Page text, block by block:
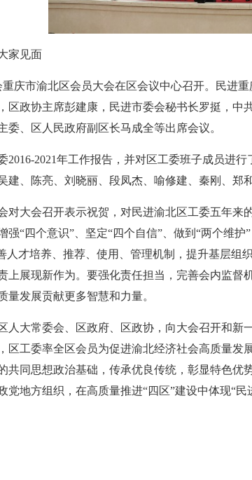
家见面
庆市渝北区会员大会在区会议中心召开。民进
区政协主席彭建康，民进市委会秘书长罗挺，
委、区人民政府副区长马成全等出席会议。
2016-2021年工作报告，并对区工委班子成员进行
建、陈亮、刘晓丽、段凤杰、喻修建、秦刚、郑
对大会召开表示祝贺，对民进渝北区工委五年
强“四个意识”、坚定“四个自信”、做到“两个维
人才培养、推荐、使用、管理机制，提升基层
上展现新作为。要强化责任担当，完善会内监
量发展贡献更多智慧和力量。
人大常委会、区政府、区政协，向大会召开和
区工委率全区会员为促进渝北经济社会高质量发
共同思想政治基础， 传承优良传统，彰显特色优
党地方组织， 在高质量推进“四区”建设中体现“民